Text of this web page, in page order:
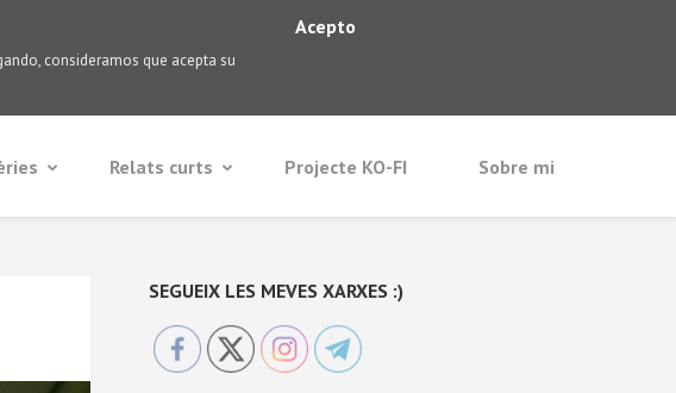
consideramos que acepta su
Acepto
Relats curts Projecte KO-FI Sobre mi
SEGUEIX LES MEVES XARXES :)